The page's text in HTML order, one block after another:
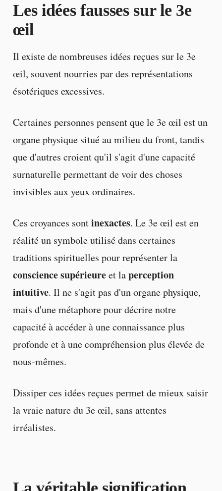
Lesidées faussessur le 3e
œil
Il existe de nombreuses idées reçues sur le 3e
œil, souvent nourries par des représentations
ésotériques excessives.
Certaines personnes pensent que le 3e œil est un
organe physique situé au milieu du front, tandis
que d'autres croient qu'il s'agit d'une capacité
surnaturelle permettant de voir des choses
invisibles aux yeux ordinaires.
Ces croyances sontinexactes. Le 3e œil est en
réalité un symbole utilisé dans certaines
traditions spirituelles pour représenter la
conscience supérieureet laperception
intuitive. Il ne s'agit pas d'un organe physique,
mais d'une métaphore pour décrire notre
capacité à accéder à une connaissance plus
profonde et à une compréhension plus élevée de
nous-mêmes.
Dissiper ces idées reçues permet de mieux saisir
la vraie nature du 3e œil, sans attentes
irréalistes.